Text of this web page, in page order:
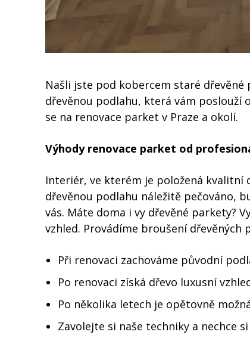
Našli jste pod kobercem staré
dřevěnou podlahu, která vám
se na renovace parket v Praze a okolí.
Výhody renovace parket od
Interiér, ve kterém je položená kvalitní
dřevěnou podlahu náležitě pečováno,
vás. Máte doma i vy dřevěné parkety?
vzhled. Provádíme broušení
Při renovaci zachováme původní
Po renovaci získá dřevo luxusní
Po několika letech je opětovně
Zavolejte si naše techniky a nechce